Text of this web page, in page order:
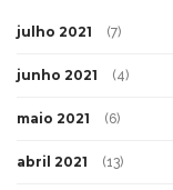
julho 2021 (7)
junho 2021 (4)
maio 2021 (6)
abril 2021 (13)